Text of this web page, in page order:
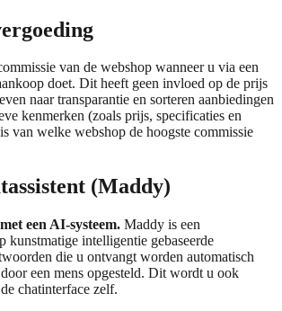
van de webshop wanneer u via een
doet. Dit heeft geen invloed op de prijs
naar transparantie en sorteren aanbiedingen
kenmerken (zoals prijs, specificaties en
van welke webshop de hoogste commissie
(Maddy)
een AI-systeem. Maddy is een
kunstmatige intelligentie gebaseerde
die u ontvangt worden automatisch
een mens opgesteld. Dit wordt u ook
chatinterface zelf.